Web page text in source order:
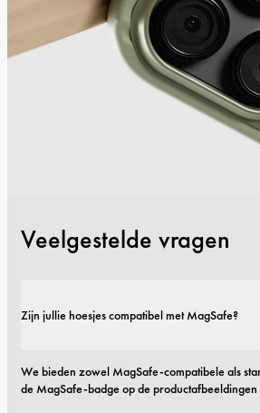
Veelgestelde vragen
Zijn jullie hoesjes compatibel met MagSafe?
We bieden zowel MagSafe-compatibele als
de MagSafe-badge op de